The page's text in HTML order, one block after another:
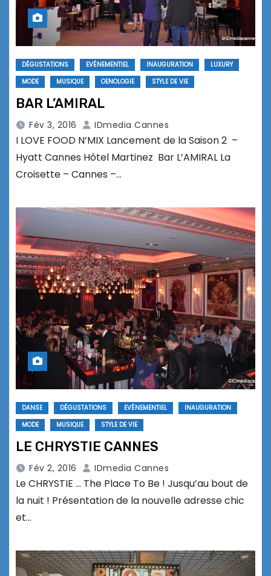
DÉGUSTATIONS EVÉNEMENTIEL INAUGURATION
LUXURY
MODE
MUSIQUE OENOLOGIE STYLE DE VIE
BAR L’AMIRAL
Fév 3, 2016 IDmedia Cannes
I LOVE FOOD N’MIX Lancement de la Saison 2 –
Hyatt Cannes Hôtel Martinez Bar L’AMIRAL La
Croisette – Cannes –…
DANSE DÉGUSTATIONS EVÉNEMENTIEL
INAUGURATION
MODE
MUSIQUE STYLE DE VIE
LE CHRYSTIE CANNES
Fév 2, 2016 IDmedia Cannes
Le CHRYSTIE … The Place To Be ! Jusqu’au bout de
la nuit ! Présentation de la nouvelle adresse chic
et…